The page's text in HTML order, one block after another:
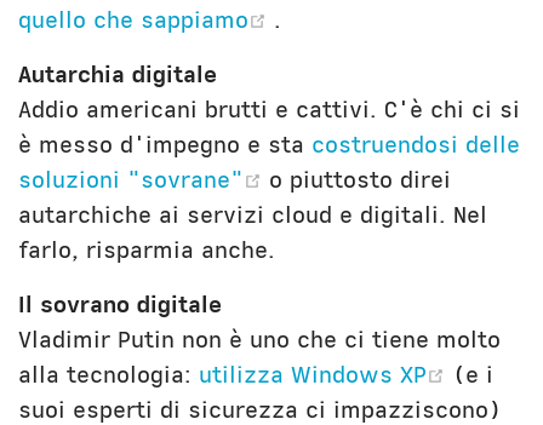
quello che sappiamo
(opens new window)
.
Autarchia digitale
Addio americani brutti e cattivi. C'è chi ci si
è messo d'impegno e sta costruendosi delle
soluzioni "sovrane"
(opens new window)
o piuttosto direi
autarchiche ai servizi cloud e digitali. Nel
farlo, risparmia anche.
Il sovrano digitale
Vladimir Putin non è uno che ci tiene molto
alla tecnologia: utilizza Windows XP (opens
(e i
suoi esperti di sicurezza ci impazziscono)